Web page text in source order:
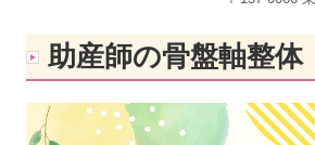
分娩統計
施設案内・食事
無痛分娩について
助産師の骨盤軸整体